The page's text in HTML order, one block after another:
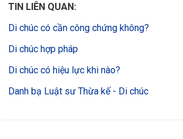
TIN LIÊN QUAN:
Di chúc có cần công chứng không?
Di chúc hợp pháp
Di chúc có hiệu lực khi nào?
Danh bạ Luật sư Thừa kế - Di chúc